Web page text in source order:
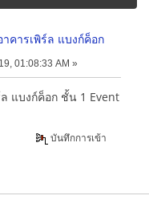
คารเพิร์ล แบงก์ค็อก
01:08:33 AM »
แบงก์ค็อก ชั้น 1 Event
บันทึกการเข้า